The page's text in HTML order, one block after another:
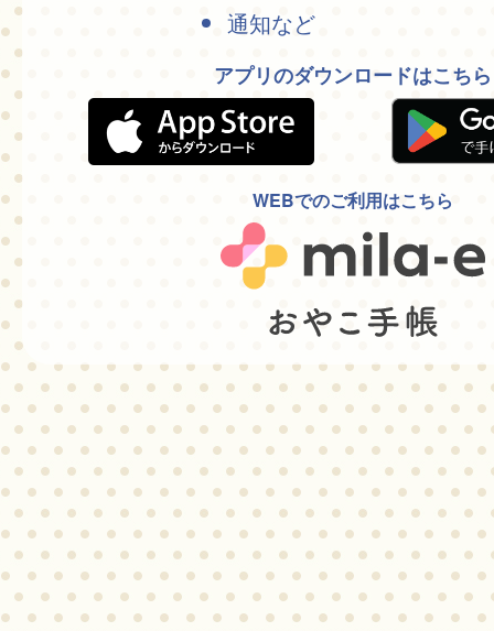
通知など
アプリのダウンロードはこちら
WEBでのご利用はこちら